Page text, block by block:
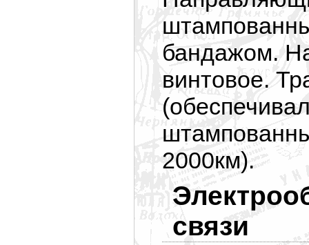
бандажом.
винтовое.
2000км).
связи